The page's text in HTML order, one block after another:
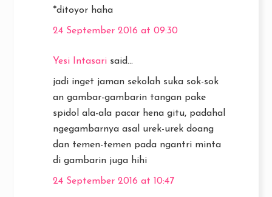
*ditoyor haha
24 September 2016 at 09:30
Yesi Intasari said...
jadi inget jaman sekolah suka sok-sok
an gambar-gambarin tangan pake
spidol ala-ala pacar hena gitu, padahal
ngegambarnya asal urek-urek doang
dan temen-temen pada ngantri minta
di gambarin juga hihi
24 September 2016 at 10:47